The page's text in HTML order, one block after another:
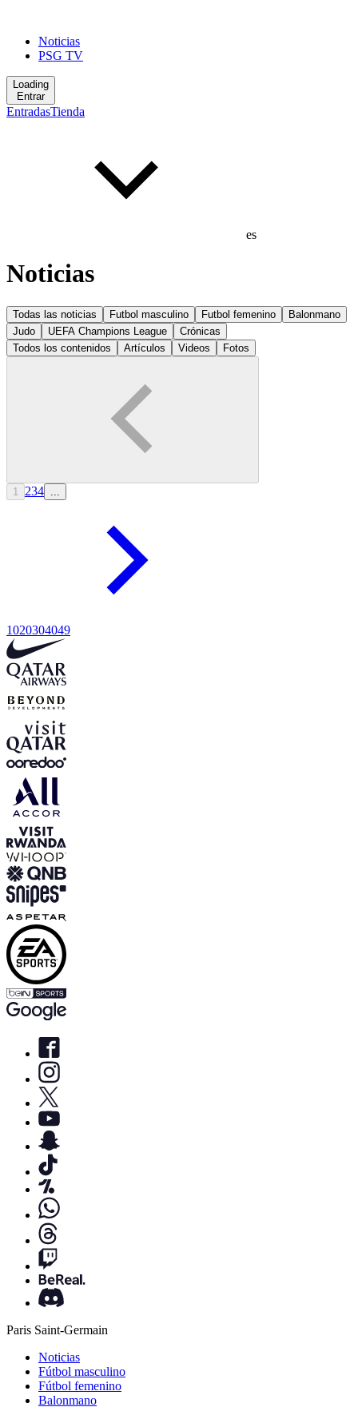
Noticias
PSG TV
Loading
Entrar
EntradasTienda
es
Noticias
Todas las noticias Futbol masculino Futbol femenino
Balonmano
Judo
UEFA Champions League
Crónicas
Todos los contenidos
Artículos Videos Fotos
1 234
1020304049
Paris Saint-Germain
Noticias
Fútbol masculino
Fútbol femenino
Balonmano